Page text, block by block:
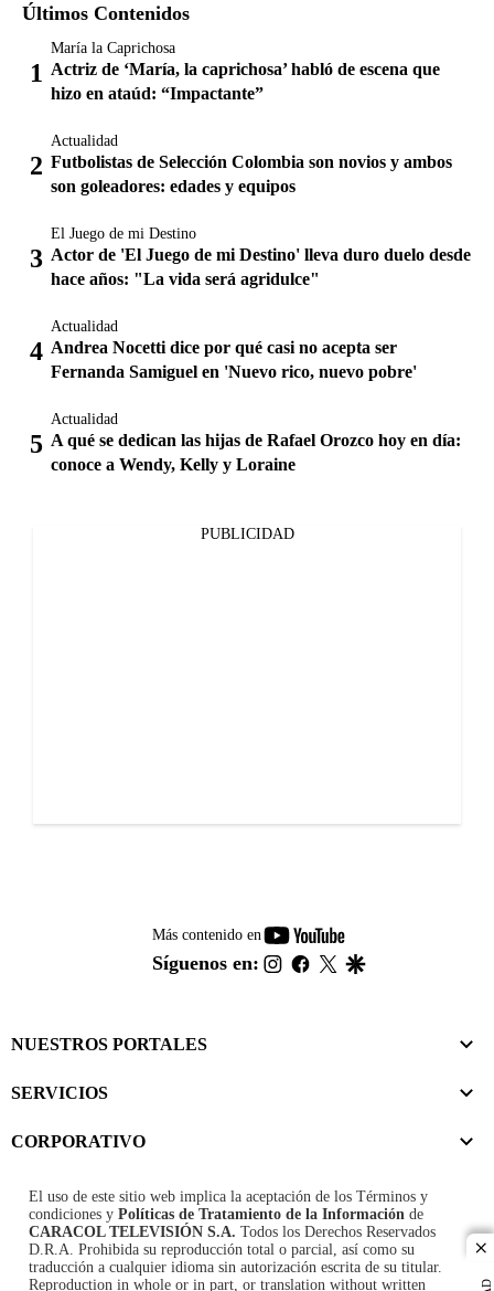
Últimos Contenidos
María la Caprichosa
Actriz de ‘María, la caprichosa’ habló de escena que
hizo en ataúd: “Impactante”
Actualidad
Futbolistas de Selección Colombia son novios y ambos
son goleadores: edades y equipos
El Juego de mi Destino
Actor de 'El Juego de mi Destino' lleva duro duelo desde
hace años: "La vida será agridulce"
Actualidad
Andrea Nocetti dice por qué casi no acepta ser
Fernanda Samiguel en 'Nuevo rico, nuevo pobre'
Actualidad
A qué se dedican las hijas de Rafael Orozco hoy en día:
conoce a Wendy, Kelly y Loraine
PUBLICIDAD
Más contenido en
youtube-
footer
Síguenos en: instagram
facebook
twitter
NUESTROS PORTALES
SERVICIOS
CORPORATIVO
El uso de este sitio web implica la aceptación de los Términos y
condiciones y Políticas de Tratamiento de la Información de
CARACOL TELEVISIÓN S.A. Todos los Derechos Reservados
D.R.A. Prohibida su reproducción total o parcial, así como su
traducción a cualquier idioma sin autorización escrita de su titular.
Reproduction in whole or in part, or translation without written